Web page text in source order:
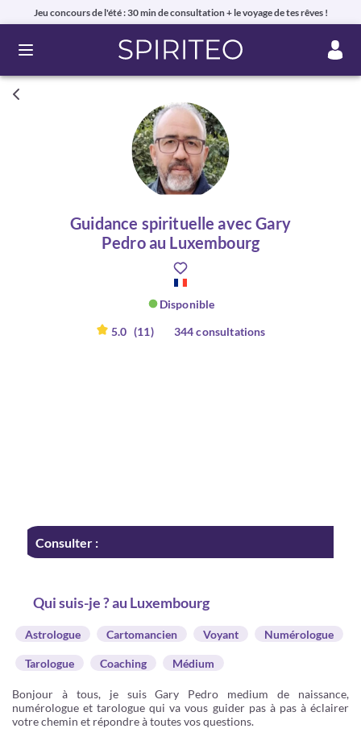
Jeu concours de l'été : 30 min de consultation + le voyage de tes rêves !
Ouvrir le menu
Guidance spirituelle avec Gary
Pedro au Luxembourg
Disponible
5.0 (11) 344 consultations
Consulter :
Qui suis-je ? au Luxembourg
Astrologue Cartomancien Voyant Numérologue
Tarologue Coaching Médium
Bonjour à tous, je suis Gary Pedro medium de naissance,
numérologue et tarologue qui va vous guider pas à pas à éclairer
votre chemin et répondre à toutes vos questions.